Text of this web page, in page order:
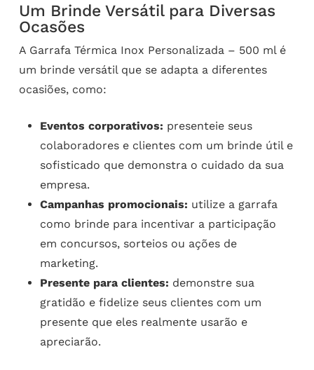
Um Brinde Versátil para Diversas
Ocasões
A Garrafa Térmica Inox Personalizada – 500 ml é
um brinde versátil que se adapta a diferentes
ocasiões, como:
Eventos corporativos: presenteie seus
colaboradores e clientes com um brinde útil e
sofisticado que demonstra o cuidado da sua
empresa.
Campanhas promocionais: utilize a garrafa
como brinde para incentivar a participação
em concursos, sorteios ou ações de
marketing.
Presente para clientes: demonstre sua
gratidão e fidelize seus clientes com um
presente que eles realmente usarão e
apreciarão.